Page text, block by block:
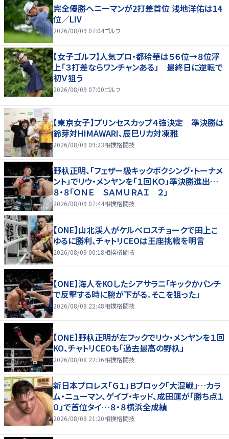
完全優勝へニーマンが2打差首位 浅地洋佑は14
位／LIV
2026/08/09 07:04ゴルフ
【女子ゴルフ】人気プロ・都玲華は５６位→８位浮
上「３打差ならワンチャンある」 最終日に逆転で
初Ｖ狙う
2026/08/09 07:00ゴルフ
【東京女子】プリンセスカップ４強決定 準決勝は
鈴芽対HIMAWARI、辰巳リカ対凍雅
2026/08/09 09:23相撲格闘技
野杁正明、「フェザー級キックボクシング・トーナメ
ント」でリウ・メンヤンを「１回ＫＯ」準決勝進出…
８・８「ＯＮＥ ＳＡＭＵＲＡＩ ２」
2026/08/09 07:44相撲格闘技
【ONE】山北渓人がケルベロスチョークで田上こ
ゆるに勝利、チャトリCEOは王座挑戦を明言
2026/08/09 00:18相撲格闘技
【ONE】海人をKOしたシアサラニ「キックかパンチ
で反撃する時に腕が下がる。そこを狙った」
2026/08/08 22:48相撲格闘技
【ONE】野杁正明が左フックでリウ・メンヤンを１回
KO、チャトリCEOも「過去最高の野杁」
2026/08/08 22:36相撲格闘技
新日本プロレス「Ｇ１」Ｂブロック「大混戦」…カラ
ム・ニューマン、ゲイブ・キッド、成田蓮が「勝ち点１
０」で首位タイ…８・８横浜全成績
2026/08/08 21:20相撲格闘技